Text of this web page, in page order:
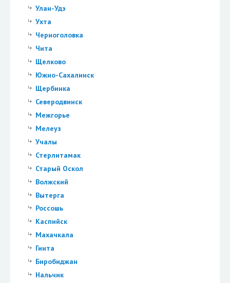
Улан-Удэ
Ухта
Черноголовка
Чита
Щелково
Южно-Сахалинск
Щербинка
Северодвинск
Межгорье
Мелеуз
Учалы
Стерлитамак
Старый Оскол
Волжский
Вытерга
Россошь
Каспийск
Махачкала
Гинта
Биробиджан
Нальчик